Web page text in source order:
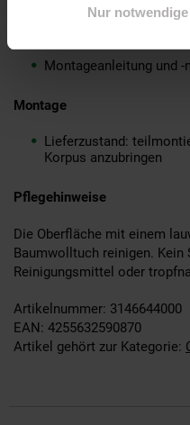
Nur
Lieferumfang
Ein Couchtisch ohne
Montageanleitung und
Montage
Lieferzustand:
Korpus anzubringen
Pflegehinweise
Die Oberfläche mit einem
Baumwolltuch reinigen.
Reinigungsmittel oder
Artikelnummer: 3146644000
EAN: 4255632590870
Artikel gehört zur Kategorie: